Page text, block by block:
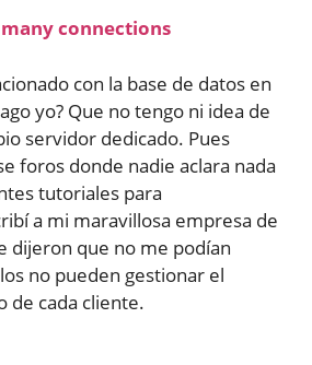
connections
con la base de datos en
yo? Que no tengo ni idea de
servidor dedicado. Pues
foros donde nadie aclara nada
tutoriales para
a mi maravillosa empresa de
dijeron que no me podían
no pueden gestionar el
de cada cliente.